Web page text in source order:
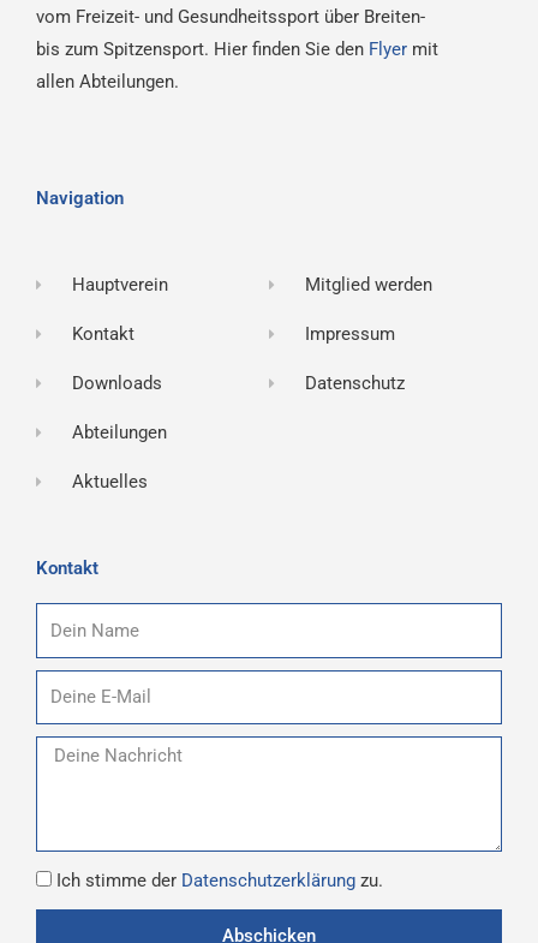
vom Freizeit- und Gesundheitssport über Breiten-
bis zum Spitzensport. Hier finden Sie den Flyer mit
allen Abteilungen.
Navigation
Hauptverein
Kontakt
Downloads
Abteilungen
Aktuelles
Mitglied werden
Impressum
Datenschutz
Kontakt
Nachricht
Datenschutz
Ich stimme der Datenschutzerklärung zu.
Abschicken